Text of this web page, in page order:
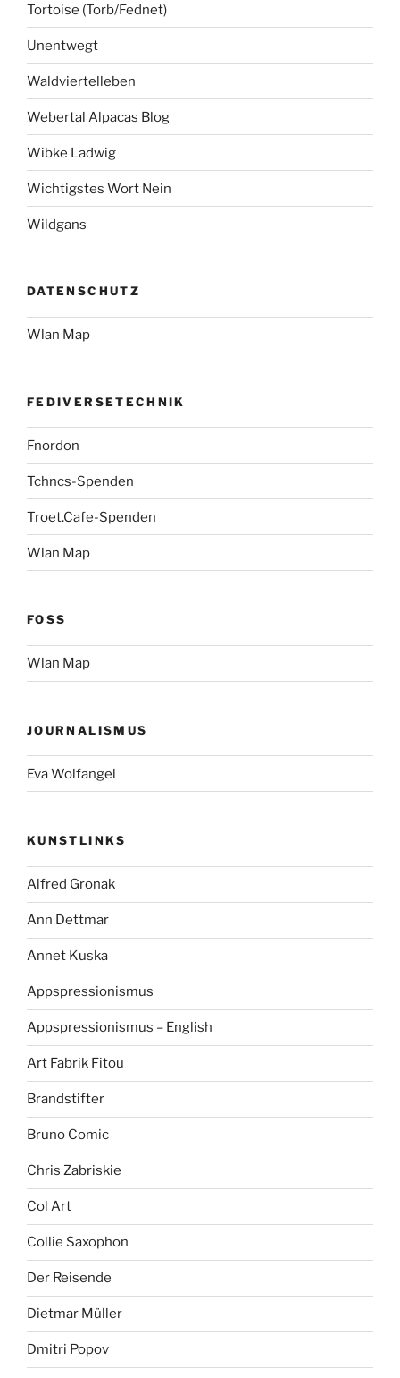
Tortoise (Torb/Fednet)
Unentwegt
Waldviertelleben
Webertal Alpacas Blog
Wibke Ladwig
Wichtigstes Wort Nein
Wildgans
DATENSCHUTZ
Wlan Map
FEDIVERSETECHNIK
Fnordon
Tchncs-Spenden
Troet.Cafe-Spenden
Wlan Map
FOSS
Wlan Map
JOURNALISMUS
Eva Wolfangel
KUNSTLINKS
Alfred Gronak
Ann Dettmar
Annet Kuska
Appspressionismus
Appspressionismus – English
Art Fabrik Fitou
Brandstifter
Bruno Comic
Chris Zabriskie
Col Art
Collie Saxophon
Der Reisende
Dietmar Müller
Dmitri Popov